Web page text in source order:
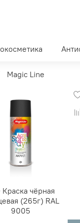
Magic Line
чёрная
(265г) RAL
9005